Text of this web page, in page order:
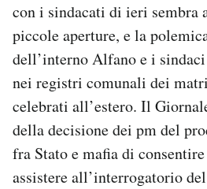
AREA PERSONALE
Newsletter
Notifiche mobile
Regala il Post
Hai bisogno di aiuto?
Esci
con i sindacati di ieri sembra
piccole aperture, e la
dell’interno Alfano e i
nei registri comunali dei
celebrati all’estero. Il
della decisione dei pm del
fra Stato e mafia di
assistere all’interrogatorio